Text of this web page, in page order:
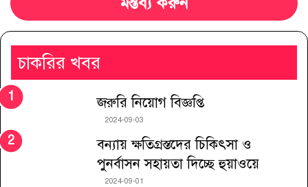
চাকরির খবর
জরুরি নিয়োগ বিজ্ঞপ্তি
2024-09-03
বন্যায় ক্ষতিগ্রস্তদের চিকিৎসা ও
পুনর্বাসন সহায়তা দিচ্ছে হুয়াওয়ে
2024-09-01